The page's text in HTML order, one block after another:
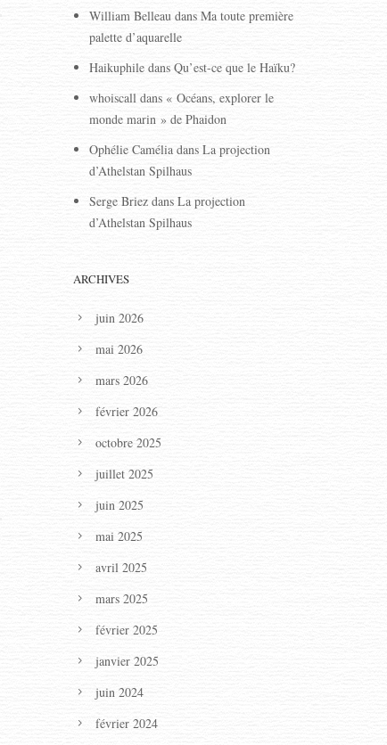
William Belleau dansMa toute première
palette d’aquarelle
Haikuphile dansQu’est-ce que le Haïku?
whoiscall dans « Océans, explorer le
monde marin » de Phaidon
Ophélie Camélia dansLa projection
d’Athelstan Spilhaus
Serge Briez dansLa projection
d’Athelstan Spilhaus
ARCHIVES
juin 2026
mai 2026
mars 2026
février 2026
octobre 2025
juillet 2025
juin 2025
mai 2025
avril 2025
mars 2025
février 2025
janvier 2025
juin 2024
février 2024